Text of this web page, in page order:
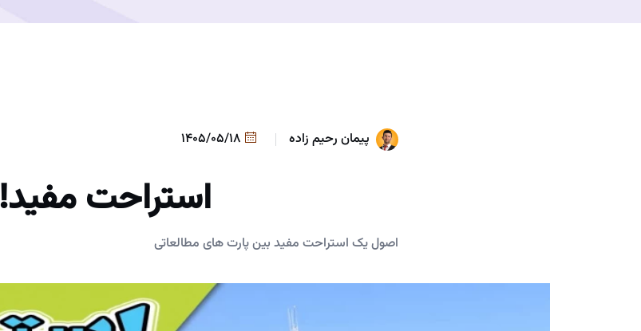
پیمان رحیم زاده
استراحت مفید!
اصول یک استراحت مفید بین پارت های مطالعاتی